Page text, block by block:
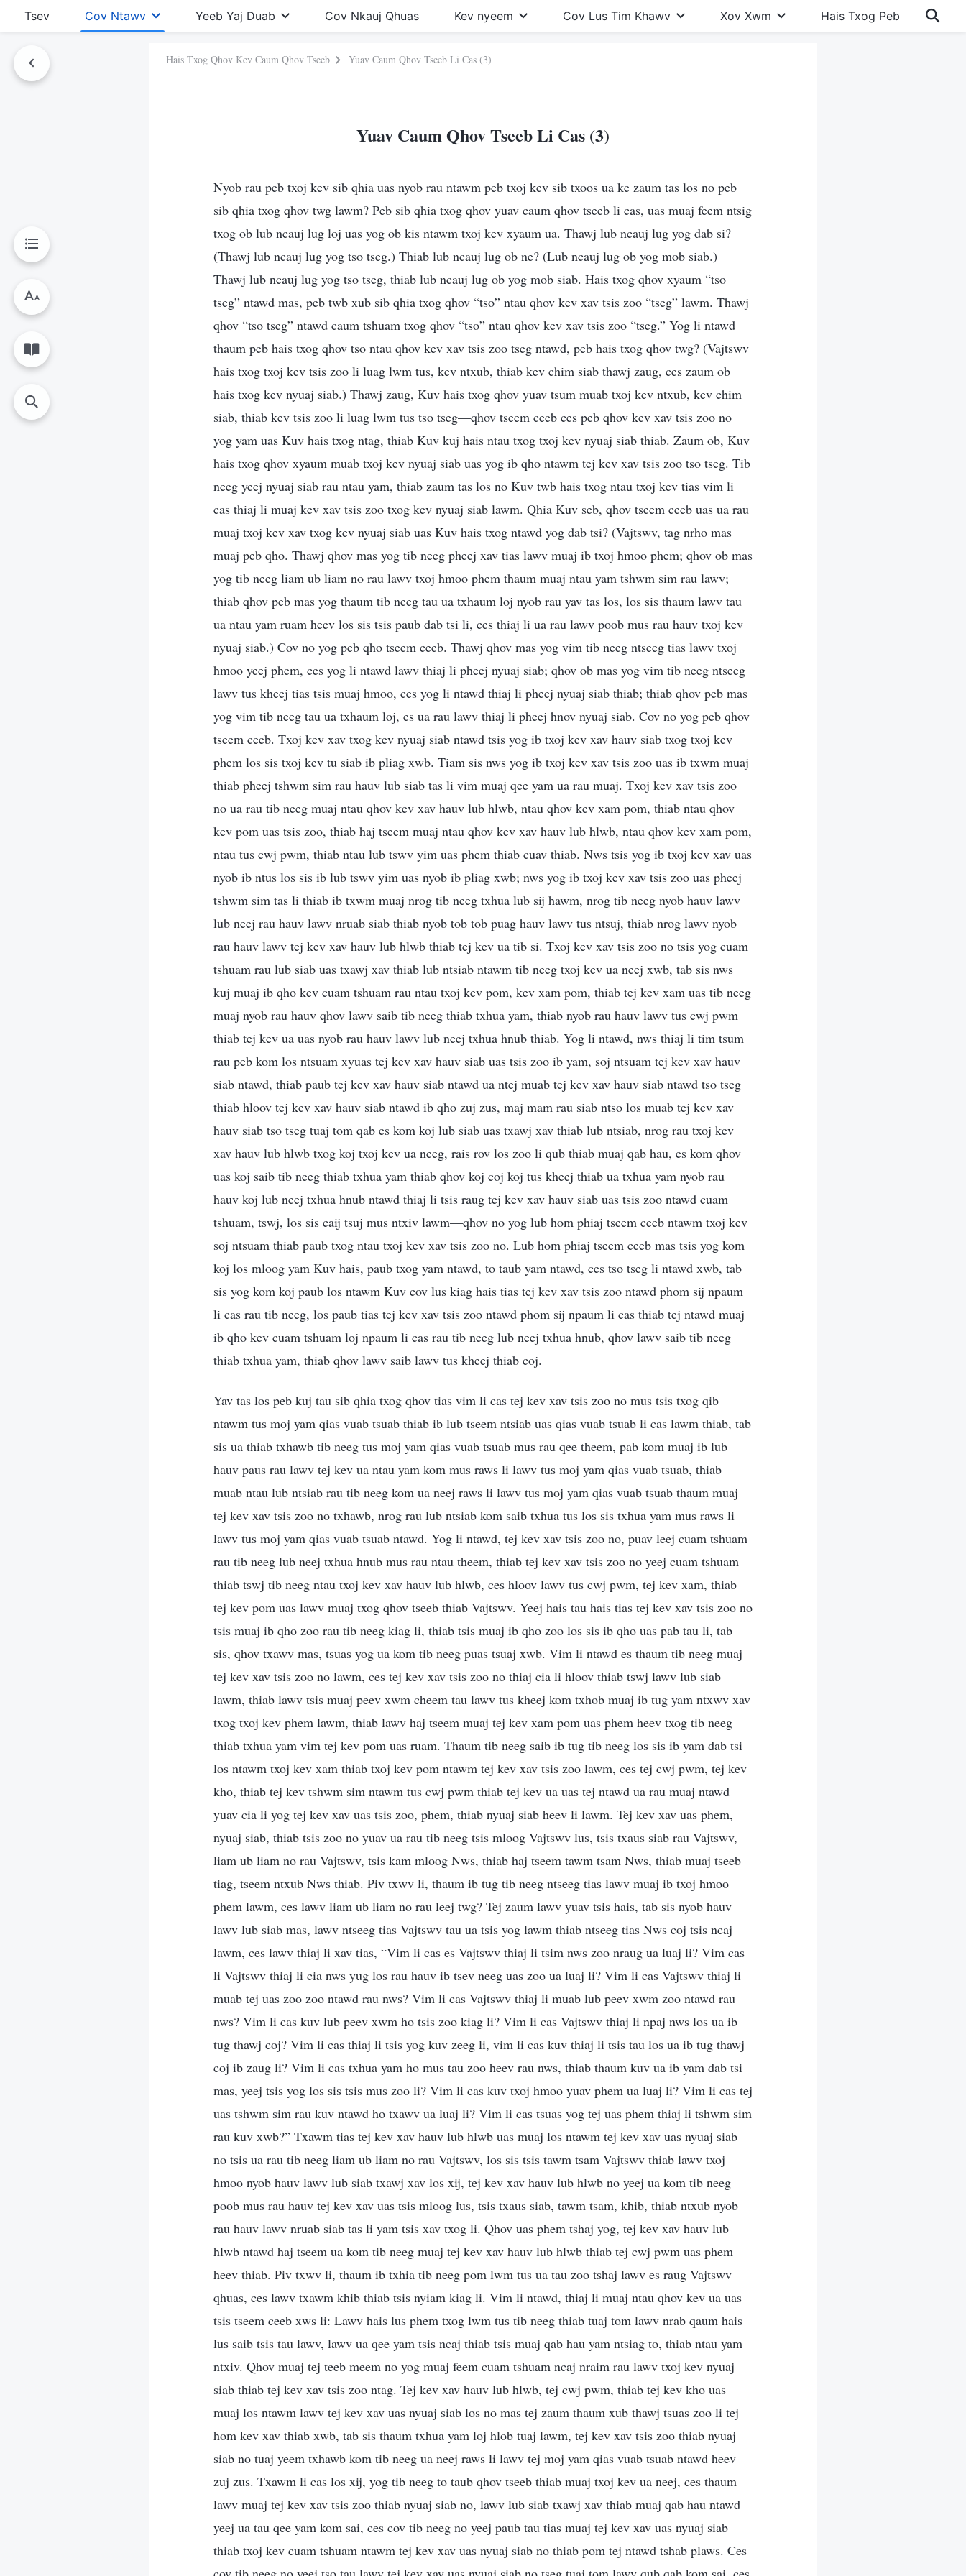
Tsev Cov Ntawv Yeeb Yaj Duab Cov Nkauj Qhuas Kev nyeem Cov Lus Tim Khawv Xov Xwm Hais Txog Peb
Hais Txog Qhov Kev Caum Qhov Tseeb Yuav Caum Qhov Tseeb Li Cas (3)
Yuav Caum Qhov Tseeb Li Cas (3)
Nyob rau peb txoj kev sib qhia uas nyob rau ntawm peb txoj kev sib txoos ua ke zaum tas los no peb
sib qhia txog qhov twg lawm? Peb sib qhia txog qhov yuav caum qhov tseeb li cas, uas muaj feem ntsig
txog ob lub ncauj lug loj uas yog ob kis ntawm txoj kev xyaum ua. Thawj lub ncauj lug yog dab si?
(Thawj lub ncauj lug yog tso tseg.) Thiab lub ncauj lug ob ne? (Lub ncauj lug ob yog mob siab.)
Thawj lub ncauj lug yog tso tseg, thiab lub ncauj lug ob yog mob siab. Hais txog qhov xyaum “tso
tseg” ntawd mas, peb twb xub sib qhia txog qhov “tso” ntau qhov kev xav tsis zoo “tseg” lawm. Thawj
qhov “tso tseg” ntawd caum tshuam txog qhov “tso” ntau qhov kev xav tsis zoo “tseg.” Yog li ntawd
thaum peb hais txog qhov tso ntau qhov kev xav tsis zoo tseg ntawd, peb hais txog qhov twg? (Vajtswv
hais txog txoj kev tsis zoo li luag lwm tus, kev ntxub, thiab kev chim siab thawj zaug, ces zaum ob
hais txog kev nyuaj siab.) Thawj zaug, Kuv hais txog qhov yuav tsum muab txoj kev ntxub, kev chim
siab, thiab kev tsis zoo li luag lwm tus tso tseg—qhov tseem ceeb ces peb qhov kev xav tsis zoo no
yog yam uas Kuv hais txog ntag, thiab Kuv kuj hais ntau txog txoj kev nyuaj siab thiab. Zaum ob, Kuv
hais txog qhov xyaum muab txoj kev nyuaj siab uas yog ib qho ntawm tej kev xav tsis zoo tso tseg. Tib
neeg yeej nyuaj siab rau ntau yam, thiab zaum tas los no Kuv twb hais txog ntau txoj kev tias vim li
cas thiaj li muaj kev xav tsis zoo txog kev nyuaj siab lawm. Qhia Kuv seb, qhov tseem ceeb uas ua rau
muaj txoj kev xav txog kev nyuaj siab uas Kuv hais txog ntawd yog dab tsi? (Vajtswv, tag nrho mas
muaj peb qho. Thawj qhov mas yog tib neeg pheej xav tias lawv muaj ib txoj hmoo phem; qhov ob mas
yog tib neeg liam ub liam no rau lawv txoj hmoo phem thaum muaj ntau yam tshwm sim rau lawv;
thiab qhov peb mas yog thaum tib neeg tau ua txhaum loj nyob rau yav tas los, los sis thaum lawv tau
ua ntau yam ruam heev los sis tsis paub dab tsi li, ces thiaj li ua rau lawv poob mus rau hauv txoj kev
nyuaj siab.) Cov no yog peb qho tseem ceeb. Thawj qhov mas yog vim tib neeg ntseeg tias lawv txoj
hmoo yeej phem, ces yog li ntawd lawv thiaj li pheej nyuaj siab; qhov ob mas yog vim tib neeg ntseeg
lawv tus kheej tias tsis muaj hmoo, ces yog li ntawd thiaj li pheej nyuaj siab thiab; thiab qhov peb mas
yog vim tib neeg tau ua txhaum loj, es ua rau lawv thiaj li pheej hnov nyuaj siab. Cov no yog peb qhov
tseem ceeb. Txoj kev xav txog kev nyuaj siab ntawd tsis yog ib txoj kev xav hauv siab txog txoj kev
phem los sis txoj kev tu siab ib pliag xwb. Tiam sis nws yog ib txoj kev xav tsis zoo uas ib txwm muaj
thiab pheej tshwm sim rau hauv lub siab tas li vim muaj qee yam ua rau muaj. Txoj kev xav tsis zoo
no ua rau tib neeg muaj ntau qhov kev xav hauv lub hlwb, ntau qhov kev xam pom, thiab ntau qhov
kev pom uas tsis zoo, thiab haj tseem muaj ntau qhov kev xav hauv lub hlwb, ntau qhov kev xam pom,
ntau tus cwj pwm, thiab ntau lub tswv yim uas phem thiab cuav thiab. Nws tsis yog ib txoj kev xav uas
nyob ib ntus los sis ib lub tswv yim uas nyob ib pliag xwb; nws yog ib txoj kev xav tsis zoo uas pheej
tshwm sim tas li thiab ib txwm muaj nrog tib neeg txhua lub sij hawm, nrog tib neeg nyob hauv lawv
lub neej rau hauv lawv nruab siab thiab nyob tob tob puag hauv lawv tus ntsuj, thiab nrog lawv nyob
rau hauv lawv tej kev xav hauv lub hlwb thiab tej kev ua tib si. Txoj kev xav tsis zoo no tsis yog cuam
tshuam rau lub siab uas txawj xav thiab lub ntsiab ntawm tib neeg txoj kev ua neej xwb, tab sis nws
kuj muaj ib qho kev cuam tshuam rau ntau txoj kev pom, kev xam pom, thiab tej kev xam uas tib neeg
muaj nyob rau hauv qhov lawv saib tib neeg thiab txhua yam, thiab nyob rau hauv lawv tus cwj pwm
thiab tej kev ua uas nyob rau hauv lawv lub neej txhua hnub thiab. Yog li ntawd, nws thiaj li tim tsum
rau peb kom los ntsuam xyuas tej kev xav hauv siab uas tsis zoo ib yam, soj ntsuam tej kev xav hauv
siab ntawd, thiab paub tej kev xav hauv siab ntawd ua ntej muab tej kev xav hauv siab ntawd tso tseg
thiab hloov tej kev xav hauv siab ntawd ib qho zuj zus, maj mam rau siab ntso los muab tej kev xav
hauv siab tso tseg tuaj tom qab es kom koj lub siab uas txawj xav thiab lub ntsiab, nrog rau txoj kev
xav hauv lub hlwb txog koj txoj kev ua neeg, rais rov los zoo li qub thiab muaj qab hau, es kom qhov
uas koj saib tib neeg thiab txhua yam thiab qhov koj coj koj tus kheej thiab ua txhua yam nyob rau
hauv koj lub neej txhua hnub ntawd thiaj li tsis raug tej kev xav hauv siab uas tsis zoo ntawd cuam
tshuam, tswj, los sis caij tsuj mus ntxiv lawm—qhov no yog lub hom phiaj tseem ceeb ntawm txoj kev
soj ntsuam thiab paub txog ntau txoj kev xav tsis zoo no. Lub hom phiaj tseem ceeb mas tsis yog kom
koj los mloog yam Kuv hais, paub txog yam ntawd, to taub yam ntawd, ces tso tseg li ntawd xwb, tab
sis yog kom koj paub los ntawm Kuv cov lus kiag hais tias tej kev xav tsis zoo ntawd phom sij npaum
li cas rau tib neeg, los paub tias tej kev xav tsis zoo ntawd phom sij npaum li cas thiab tej ntawd muaj
ib qho kev cuam tshuam loj npaum li cas rau tib neeg lub neej txhua hnub, qhov lawv saib tib neeg
thiab txhua yam, thiab qhov lawv saib lawv tus kheej thiab coj.
Yav tas los peb kuj tau sib qhia txog qhov tias vim li cas tej kev xav tsis zoo no mus tsis txog qib ntawm tus moj yam qias vuab tsuab thiab ib lub tseem ntsiab uas qias vuab tsuab li cas lawm thiab, tab sis ua thiab txhawb tib neeg tus moj yam qias vuab tsuab mus rau qee theem, pab kom muaj ib lub hauv paus rau lawv tej kev ua ntau yam kom mus raws li lawv tus moj yam qias vuab tsuab, thiab muab ntau lub ntsiab rau tib neeg kom ua neej raws li lawv tus moj yam qias vuab tsuab thaum muaj tej kev xav tsis zoo no txhawb, nrog rau lub ntsiab kom saib txhua tus los sis txhua yam mus raws li lawv tus moj yam qias vuab tsuab ntawd. Yog li ntawd, tej kev xav tsis zoo no, puav leej cuam tshuam rau tib neeg lub neej txhua hnub mus rau ntau theem, thiab tej kev xav tsis zoo no yeej cuam tshuam thiab tswj tib neeg ntau txoj kev xav hauv lub hlwb, ces hloov lawv tus cwj pwm, tej kev xam, thiab tej kev pom uas lawv muaj txog qhov tseeb thiab Vajtswv. Yeej hais tau hais tias tej kev xav tsis zoo no tsis muaj ib qho zoo rau tib neeg kiag li, thiab tsis muaj ib qho zoo los sis ib qho uas pab tau li, tab sis, qhov txawv mas, tsuas yog ua kom tib neeg puas tsuaj xwb. Vim li ntawd es thaum tib neeg muaj tej kev xav tsis zoo no lawm, ces tej kev xav tsis zoo no thiaj cia li hloov thiab tswj lawv lub siab lawm, thiab lawv tsis muaj peev xwm cheem tau lawv tus kheej kom txhob muaj ib tug yam ntxwv xav txog txoj kev phem lawm, thiab lawv haj tseem muaj tej kev xam pom uas phem heev txog tib neeg thiab txhua yam vim tej kev pom uas ruam. Thaum tib neeg saib ib tug tib neeg los sis ib yam dab tsi los ntawm txoj kev xam thiab txoj kev pom ntawm tej kev xav tsis zoo lawm, ces tej cwj pwm, tej kev kho, thiab tej kev tshwm sim ntawm tus cwj pwm thiab tej kev ua uas tej ntawd ua rau muaj ntawd yuav cia li yog tej kev xav uas tsis zoo, phem, thiab nyuaj siab heev li lawm. Tej kev xav uas phem, nyuaj siab, thiab tsis zoo no yuav ua rau tib neeg tsis mloog Vajtswv lus, tsis txaus siab rau Vajtswv, liam ub liam no rau Vajtswv, tsis kam mloog Nws, thiab haj tseem tawm tsam Nws, thiab muaj tseeb tiag, tseem ntxub Nws thiab. Piv txwv li, thaum ib tug tib neeg ntseeg tias lawv muaj ib txoj hmoo phem lawm, ces lawv liam ub liam no rau leej twg? Tej zaum lawv yuav tsis hais, tab sis nyob hauv lawv lub siab mas, lawv ntseeg tias Vajtswv tau ua tsis yog lawm thiab ntseeg tias Nws coj tsis ncaj lawm, ces lawv thiaj li xav tias, “Vim li cas es Vajtswv thiaj li tsim nws zoo nraug ua luaj li? Vim cas li Vajtswv thiaj li cia nws yug los rau hauv ib tsev neeg uas zoo ua luaj li? Vim li cas Vajtswv thiaj li muab tej uas zoo zoo ntawd rau nws? Vim li cas Vajtswv thiaj li muab lub peev xwm zoo ntawd rau nws? Vim li cas kuv lub peev xwm ho tsis zoo kiag li? Vim li cas Vajtswv thiaj li npaj nws los ua ib tug thawj coj? Vim li cas thiaj li tsis yog kuv zeeg li, vim li cas kuv thiaj li tsis tau los ua ib tug thawj coj ib zaug li? Vim li cas txhua yam ho mus tau zoo heev rau nws, thiab thaum kuv ua ib yam dab tsi mas, yeej tsis yog los sis tsis mus zoo li? Vim li cas kuv txoj hmoo yuav phem ua luaj li? Vim li cas tej uas tshwm sim rau kuv ntawd ho txawv ua luaj li? Vim li cas tsuas yog tej uas phem thiaj li tshwm sim rau kuv xwb?” Txawm tias tej kev xav hauv lub hlwb uas muaj los ntawm tej kev xav uas nyuaj siab no tsis ua rau tib neeg liam ub liam no rau Vajtswv, los sis tsis tawm tsam Vajtswv thiab lawv txoj hmoo nyob hauv lawv lub siab txawj xav los xij, tej kev xav hauv lub hlwb no yeej ua kom tib neeg poob mus rau hauv tej kev xav uas tsis mloog lus, tsis txaus siab, tawm tsam, khib, thiab ntxub nyob rau hauv lawv nruab siab tas li yam tsis xav txog li. Qhov uas phem tshaj yog, tej kev xav hauv lub hlwb ntawd haj tseem ua kom tib neeg muaj tej kev xav hauv lub hlwb thiab tej cwj pwm uas phem heev thiab. Piv txwv li, thaum ib txhia tib neeg pom lwm tus ua tau zoo tshaj lawv es raug Vajtswv qhuas, ces lawv txawm khib thiab tsis nyiam kiag li. Vim li ntawd, thiaj li muaj ntau qhov kev ua uas tsis tseem ceeb xws li: Lawv hais lus phem txog lwm tus tib neeg thiab tuaj tom lawv nrab qaum hais lus saib tsis tau lawv, lawv ua qee yam tsis ncaj thiab tsis muaj qab hau yam ntsiag to, thiab ntau yam ntxiv. Qhov muaj tej teeb meem no yog muaj feem cuam tshuam ncaj nraim rau lawv txoj kev nyuaj siab thiab tej kev xav tsis zoo ntag. Tej kev xav hauv lub hlwb, tej cwj pwm, thiab tej kev kho uas muaj los ntawm lawv tej kev xav uas nyuaj siab los no mas tej zaum thaum xub thawj tsuas zoo li tej hom kev xav thiab xwb, tab sis thaum txhua yam loj hlob tuaj lawm, tej kev xav tsis zoo thiab nyuaj siab no tuaj yeem txhawb kom tib neeg ua neej raws li lawv tej moj yam qias vuab tsuab ntawd heev zuj zus. Txawm li cas los xij, yog tib neeg to taub qhov tseeb thiab muaj txoj kev ua neej, ces thaum lawv muaj tej kev xav tsis zoo thiab nyuaj siab no, lawv lub siab txawj xav thiab muaj qab hau ntawd yeej ua tau qee yam kom sai, ces cov tib neeg no yeej paub tau tias muaj tej kev xav uas nyuaj siab thiab txoj kev cuam tshuam ntawm tej kev xav uas nyuaj siab no thiab pom tej ntawd tshab plaws. Ces cov tib neeg no yeej tso tau lawv tej kev xav uas nyuaj siab no tseg tuaj tom lawv qub qab kom sai, ces thaum lawv ntsib tib neeg, tej xwm txheej, thiab txhua yam nyob rau hauv lawv qhov xwm txheej tam sim no, lawv thiaj li txiav txim tau kom muaj qab hau thiab saib tej xwm txheej uas lawv ntsib thiab tej uas lawv raug ntawd los ntawm txoj kev xam uas yog kom muaj qab hau. Thaum tib neeg ua tej no yam muaj qab hau lawm, ces yam tseem ceeb tshaj uas lawv yuav muaj peev xwm ua tau ntawd yog los lees txais lub siab txawj xav thiab lub ntsiab ntawm txoj kev ua neej txoj kev tswj. Qhov haj yam zoo tshaj ntawd mas yog, yog lawv to taub qhov tseeb lawm, ces lawv yuav muaj peev xwm los ua tau raws li qhov tseeb tej hauv paus ntsiab lus raws li ib tug xeeb cheem uas muaj qab hau, mus raws li lub hauv paus ntawm lawv lub siab txawj xav thiab lub ntsiab, thiab lawv yuav tsis coj lawv tus kheej los sis ua raws li txoj kev tswj ntawm lawv tej moj yam qias vuab tsuab lawm. Txawm li cas los xij, yog tej kev xav tsis zoo tuav tau qhov chaw tseem ceeb hauv lawv lub siab, hloov lawv tej kev xav hauv lub hlwb, tej kev xam pom, thiab qhov uas lawv daws teeb meem thiab coj lawv tus kheej lawm, ces tej kev xav tsis zoo no yuav cia li hloov lawv txoj kev nce qib nyob rau hauv lub neej, thiab yuav coj lawv tej kev xav hauv lub hlwb, tej kev xaiv, tus cwj pwm, thiab tej kev kho yuav raug txwv thiab raug cuam tshuam nyob rau hauv txhua qhov ntawm tej xwm txheej ntawd. Ib qho mas yog, tej kev xav tsis zoo no yuav txhawb tib neeg tej moj yam qias vuab tsuab, ua rau tib neeg hnov kaj siab lug thiab txaus siab ua neej nyob nrog lawv tej moj yam qias vuab tsuab; lwm qhov mas yog, tej kev xav tsis zoo no kuj ua tau rau tib neeg tsis kam lees txais tej uas zoo ces yuav ua neej nyob nrog txoj kev phem, tsis kam los saib txoj kev kaj. Vim li no, tej kev xav tsis zoo thiaj li phem zuj zus nyob rau hauv tib neeg, thiab tej kev xav tsis zoo no thiaj li tsis cia tib neeg los coj kom raws li tus ciaj cim ntawm lub siab uas txawj xav thiab lub ntsiab kiag li. Tiam sis, tej kev xav tsis zoo no txwv tib neeg kom txhob nrhiav qhov tseeb thiab kom txhob nyob rau ntawm Vajtswv lub xub ntiag, thiab, qhov ua li no, tib neeg thiaj cia li haj yam poob qis, tsis yog tsuas xav phem xwb, tab sis kuj txav deb ntawm Vajtswv lawm thiab. Yog li ntawd qhov tshwm sim ntawm qhov txhua yam mus zoo li no ntxiv ntawd yog dab tsi? Tsis yog tej kev xav tsis zoo no kho tsis tau tib neeg tej moj yam qias vuab tsuab xwb, tab sis tej kev xav tsis zoo no yuav txhawb tej moj yam qias vuab tsuab ntawd, uas yuav ua rau tib neeg daws teeb meem thiab coj lawv tus kheej mus raws li lawv tej moj yam qias vuab tsuab thiab mus raws li lawv tus kheej nyiam lawm. Tib neeg yuav ua li cas thaum lawv raug tej kev xav hauv lub hlwb thiab tej kev xam pom uas cuav thiab phem tswj lawm? Lawv puas yuav cuam tshuam pawg ntseeg tes hauj lwm? Lawv puas yuav nthuav txoj kev phem mus kom dav, thiab txiav txim rau Vajtswv thiab tej kev pab tes hauj lwm ntawm Vajtswv lub tsev? Lawv puas yuav liam ub liam no rau Vajtswv thiab tsis kam mloog Nws? Lawv yeej yuav ua li ntawd xwb xwb li. Tej no yog tej tshwm sim thaum kawg. Ntau txoj kev tsis zoo, xws li kev tsis mloog lus, kev tsis txaus siab, kev phem, thiab kev tawm tsam yuav muaj nyob rau hauv tib neeg—tej no yog tej tshwm sim ntawm tej kev xav tsis zoo uas tuav tau qhov chaw tseem ceeb nyob hauv tib neeg lub siab los tau ntev lawm. Sim saib seb, tsuas yog ib txoj kev xav tsis zoo me me xwb—ib txoj kev xav uas tib neeg yuav luag tsis muaj peev xwm paub, uas tib neeg twb paub tsis tau tias muaj los sis paub tias txoj kev xav tsis zoo ntawd muaj dab tsi cuam tshuam rau lawv—txoj kev xav tsis zoo me me no tseem caum lawv rau ub rau no cuag nkaus li nws twb nrog lawv txij thaum yug los lawm. Nws ua rau tib neeg txhua hom puas tsuaj, thiab nws haj tseem pheej tswj koj, ua kom koj ntshai, caij tsuj koj, thiab khi koj, mus txog ntua rau qhov uas nws nrog nraim koj txhua lub sij hawm li lawm, zoo ib yam li koj lub neej txoj sia ntag, tiam sis koj twb tsis paub txog qhov ntawd kiag li, ces cia li ua neej nyob nrog qhov ntawd thiab ua raws li ntawd lawm, xav tej yam zoo li no tias, “Qhov no yog qhov tib neeg yuav tsum xav, yeej tsis muaj dab tsi tsis yog li, nws yeej zoo li ib txwm muaj xwb. Leej twg thiaj li tsis muaj qee qhov kev xav hauv lub hlwb uas zoo li tej no? Leej twg thiaj li tsis muaj qee qhov kev xav tsis zoo? Koj tsis muaj peev xwm paub txog qhov kev puas tsuaj uas txoj kev xav phem no ua rau koj, tab sis qhov kev puas tsuaj ntawd yeej muaj tiag tiag li, thiab feem ntau mas koj yuav raug qhov ntawd txhawb yam tsis paub txog kom cia li los nthuav koj tej moj yam qias vuab tsuab tawm, thiab los ua thiab coj koj tus kheej kom mus raws li koj tej moj yam qias vuab tsuab, kom mus txog ntua thaum kawg es koj ua txhua yam mus raws li koj tej moj